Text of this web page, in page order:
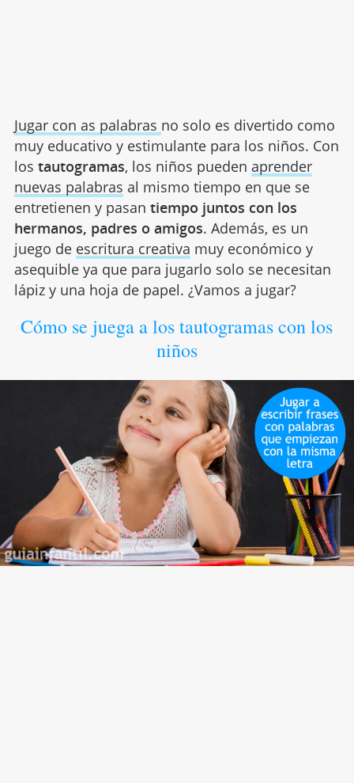
Jugar con as palabras no solo es divertido como
muy educativo y estimulante para los niños. Con
los tautogramas, los niños pueden aprender
nuevas palabras al mismo tiempo en que se
entretienen y pasan tiempo juntos con los
hermanos, padres o amigos. Además, es un
juego de escritura creativa muy económico y
asequible ya que para jugarlo solo se necesitan
lápiz y una hoja de papel. ¿Vamos a jugar?
Cómo se juega a los tautogramas con los
niños